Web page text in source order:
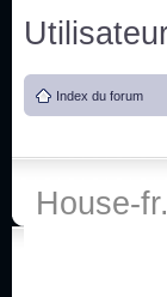
Bonne
Un peu de
Salut ! T'as
3x24
Index du forum
House-